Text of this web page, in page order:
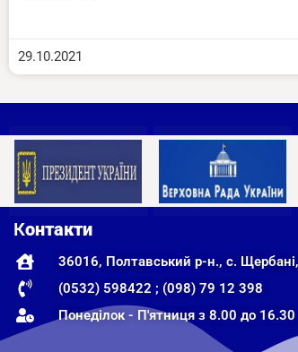
29.10.2021
Контакти
36016, Полтавський р-н., с. Щербані,
(0532) 598422 ; (098) 79 12 398
Понеділок - П'ятниця з 8.00 до 16.30